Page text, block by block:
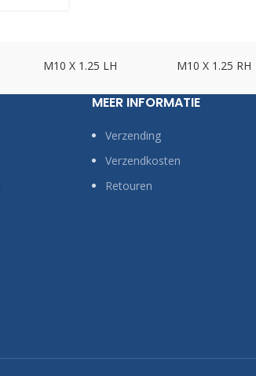
M10 X 1.25 LH M10 X 1.25 RH
MEER INFORMATIE
Verzending
Verzendkosten
Retouren